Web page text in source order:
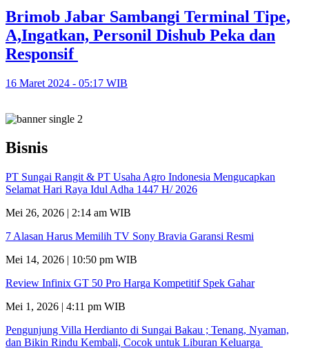
Brimob Jabar Sambangi Terminal Tipe,
A,Ingatkan, Personil Dishub Peka dan
Responsif
16 Maret 2024 - 05:17 WIB
Bisnis
PT Sungai Rangit & PT Usaha Agro Indonesia Mengucapkan
Selamat Hari Raya Idul Adha 1447 H/ 2026
Mei 26, 2026 | 2:14 am WIB
7 Alasan Harus Memilih TV Sony Bravia Garansi Resmi
Mei 14, 2026 | 10:50 pm WIB
Review Infinix GT 50 Pro Harga Kompetitif Spek Gahar
Mei 1, 2026 | 4:11 pm WIB
Pengunjung Villa Herdianto di Sungai Bakau ; Tenang, Nyaman,
dan Bikin Rindu Kembali, Cocok untuk Liburan Keluarga